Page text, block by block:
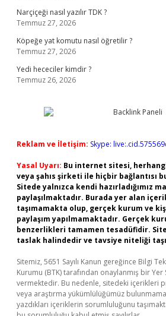
Narçiçeği nasıl yazılır TDK ?
Temmuz 27, 2026
Köpeğe yat komutu nasıl öğretilir ?
Temmuz 27, 2026
Yedi hececiler kimdir ?
Temmuz 26, 2026
Reklam ve İletişim: Skype:
Yasal Uyarı: Bu internet sitesi,
veya şahıs şirketi ile hiçbir bağlantısı
Sitede yalnızca kendi hazırladığımız
paylaşılmaktadır. Burada yer alan
taşımamakta olup, gerçek kurum ve
paylaşım yapılmamaktadır. Gerçek
benzerlikleri tamamen tesadüfidir.
taslak halindedir ve tavsiye niteliği
Sitemiz, 5651 Sayılı Kanun gereğince Bilgi
Kurumu (BTK) tarafından onaylanmış bir Yer
vermektedir. Bu nedenle, sitedeki içerikleri
veya araştırma yükümlülüğümüz
yazdıkları içeriklerin sorumluluğunu